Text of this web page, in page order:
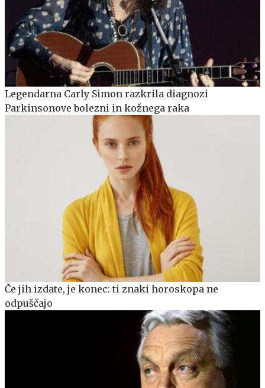
Legendarna Carly Simon razkrila diagnozi
Parkinsonove bolezni in kožnega raka
Če jih izdate, je konec: ti znaki horoskopa ne
odpuščajo